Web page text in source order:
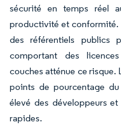
sécurité en temps réel
productivité et conformité.
des référentiels publics
comportant des
couches atténue ce risque.
points de pourcentage
élevé des développeurs
rapides.